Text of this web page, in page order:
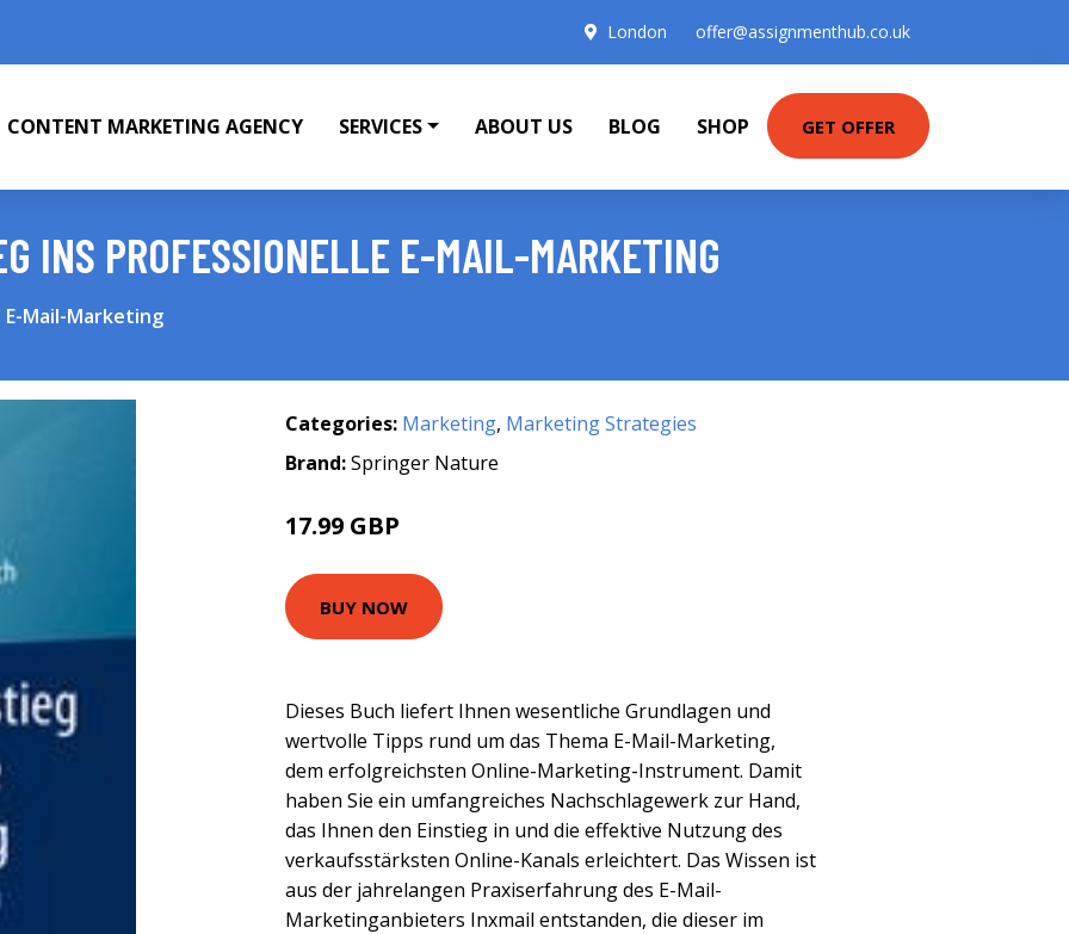
London offer@assignmenthub.co.uk
CONTENT MARKETING AGENCY SERVICES ABOUT US BLOG SHOP GET OFFER
INS PROFESSIONELLE E-MAIL-MARKETING
Mail-Marketing
Categories: Marketing, Marketing Strategies
Brand:Springer Nature
17.99 GBP
BUY NOW
Dieses Buch liefert Ihnen wesentliche Grundlagen und
wertvolle Tipps rund um das Thema E-Mail-Marketing,
dem erfolgreichsten Online-Marketing-Instrument. Damit
haben Sie ein umfangreiches Nachschlagewerk zur Hand,
das Ihnen den Einstieg in und die effektive Nutzung des
verkaufsstärksten Online-Kanals erleichtert. Das Wissen ist
aus der jahrelangen Praxiserfahrung des E-Mail-
Marketinganbieters Inxmail entstanden, die dieser im